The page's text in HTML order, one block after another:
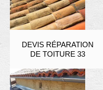
DEVIS RÉPARATION
DE TOITURE 33